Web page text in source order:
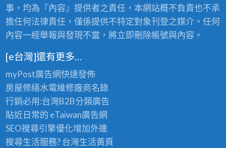
事，均為『內容』提供者之責任，本網站概不負責也不承
擔任何法律責任，僅係提供不特定對象刊登之媒介。任何
內容一經舉報與發現不當，將立即刪除帳號與內容。
[e台灣]還有更多…
myPost廣告網快速發佈
房屋修繕水電維修廠商名錄
行銷必用:台灣B2B分類廣告
貼近日常的 eTaiwan廣告網
SEO搜尋引擎優化增加外連
搜尋生活服務? 台灣生活黃頁